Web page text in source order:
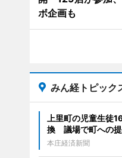
ボ企画も
みん経トピック
上里町の児童生徒
換 議場で町への提
本庄経済新聞